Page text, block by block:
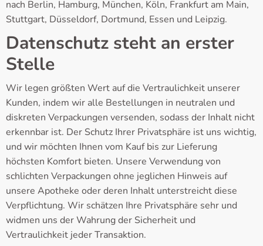
nach Berlin, Hamburg, München, Köln, Frankfurt am Main,
Stuttgart, Düsseldorf, Dortmund, Essen und Leipzig.
Datenschutz steht an erster
Stelle
Wir legen größten Wert auf die Vertraulichkeit unserer
Kunden, indem wir alle Bestellungen in neutralen und
diskreten Verpackungen versenden, sodass der Inhalt nicht
erkennbar ist. Der Schutz Ihrer Privatsphäre ist uns wichtig,
und wir möchten Ihnen vom Kauf bis zur Lieferung
höchsten Komfort bieten. Unsere Verwendung von
schlichten Verpackungen ohne jeglichen Hinweis auf
unsere Apotheke oder deren Inhalt unterstreicht diese
Verpflichtung. Wir schätzen Ihre Privatsphäre sehr und
widmen uns der Wahrung der Sicherheit und
Vertraulichkeit jeder Transaktion.